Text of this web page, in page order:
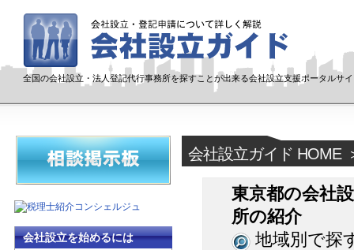
全国の会社設立・法人登記代行事務所を探すことが出来る会社設立支援ポータルサ
会社設立を始めるには
会社設立ガイド HOME
東京都の会社
所の紹介
地域別で探